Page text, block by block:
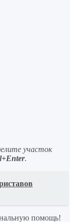
участок
.
помощь!